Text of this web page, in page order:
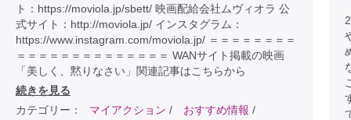
ト：https://moviola.jp/sbett/ 映画配給会社ムヴィオラ 公
式サイト：http://moviola.jp/ インスタグラム：
https://www.instagram.com/moviola.jp/ ＝＝＝＝＝＝＝＝
＝＝＝＝＝＝＝＝＝＝＝＝＝＝ WANサイト掲載の映画
「美しく、黙りなさい」関連記事はこちらから
続きを見る
カテゴリー：
マイアクション / おすすめ情報 /